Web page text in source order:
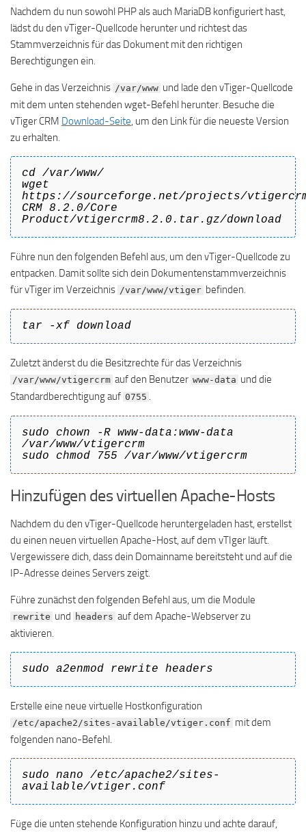
Nachdem du nun sowohl PHP als auch MariaDB konfiguriert hast,
lädst du den vTiger-Quellcode herunter und richtest das
Stammverzeichnis für das Dokument mit den richtigen
Berechtigungen ein.
Gehe in das Verzeichnis /var/www und lade den vTiger-Quellcode
mit dem unten stehenden wget-Befehl herunter. Besuche die
vTiger CRM Download-Seite , um den Link für die neueste Version
zu erhalten.
cd /var/www/
wget
https://sourceforge.net/projects/
CRM 8.2.0/Core
Product/vtigercrm8.2.0.tar.gz/download
Führe nun den folgenden Befehl aus, um den vTiger-Quellcode zu
entpacken. Damit sollte sich dein Dokumentenstammverzeichnis
für vTiger im Verzeichnis /var/www/vtiger befinden.
tar -xf download
Zuletzt änderst du die Besitzrechte für das Verzeichnis
/var/www/vtigercrm auf den Benutzer www-data und die
Standardberechtigung auf 0755
sudo chown -R www-data:www-data
/var/www/vtigercrm
sudo chmod 755 /var/www/vtigercrm
Hinzufügen des virtuellen Apache-Hosts
Nachdem du den vTiger-Quellcode heruntergeladen hast, erstellst
du einen neuen virtuellen Apache-Host, auf dem vTIger läuft.
Vergewissere dich, dass dein Domainname bereitsteht und auf die
IP-Adresse deines Servers zeigt.
Führe zunächst den folgenden Befehl aus, um die Module
rewrite und headers auf dem Apache-Webserver zu
aktivieren.
sudo a2enmod rewrite headers
Erstelle eine neue virtuelle Hostkonfiguration
/etc/apache2/sites-available/vtiger.conf mit dem
folgenden nano-Befehl.
sudo nano /etc/apache2/sites-
available/vtiger.conf
Füge die unten stehende Konfiguration hinzu und achte darauf,